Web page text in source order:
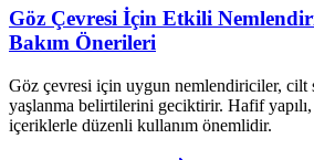
Göz Çevresi İçin Etkili
Bakım Önerileri
Göz çevresi için uygun nemlendiriciler, cilt
yaşlanma belirtilerini geciktirir. Hafif
içeriklerle düzenli kullanım önemlidir.